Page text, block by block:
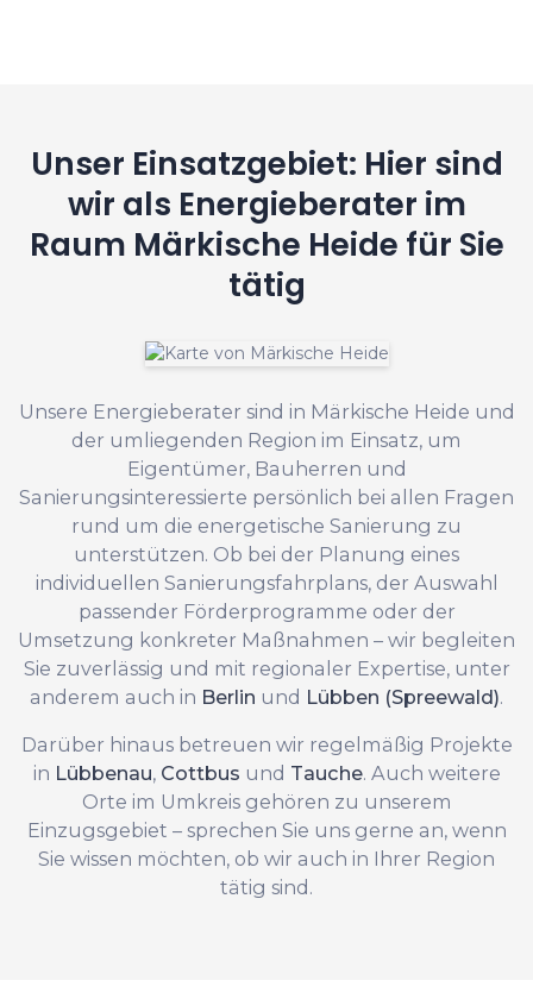
Unser Einsatzgebiet: Hier sind
wir als Energieberater im
Raum Märkische Heide für Sie
tätig
Unsere Energieberater sind in Märkische Heide und
der umliegenden Region im Einsatz, um
Eigentümer, Bauherren und
Sanierungsinteressierte persönlich bei allen Fragen
rund um die energetische Sanierung zu
unterstützen. Ob bei der Planung eines
individuellen Sanierungsfahrplans, der Auswahl
passender Förderprogramme oder der
Umsetzung konkreter Maßnahmen – wir begleiten
Sie zuverlässig und mit regionaler Expertise, unter
anderem auch in Berlin und Lübben (Spreewald).
Darüber hinaus betreuen wir regelmäßig Projekte
in Lübbenau, Cottbus und Tauche. Auch weitere
Orte im Umkreis gehören zu unserem
Einzugsgebiet – sprechen Sie uns gerne an, wenn
Sie wissen möchten, ob wir auch in Ihrer Region
tätig sind.